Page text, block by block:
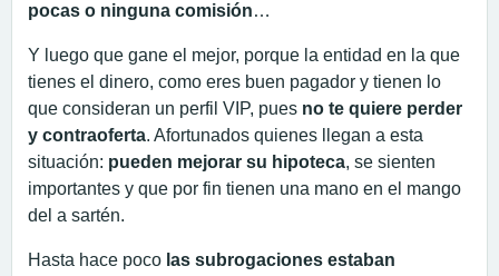
pocas o ninguna comisión…
Y luego que gane el mejor, porque la entidad en la que
tienes el dinero, como eres buen pagador y tienen lo
que consideran un perfil VIP, pues no te quiere perder
y contraoferta. Afortunados quienes llegan a esta
situación: pueden mejorar su hipoteca, se sienten
importantes y que por fin tienen una mano en el mango
del a sartén.
Hasta hace poco las subrogaciones estaban